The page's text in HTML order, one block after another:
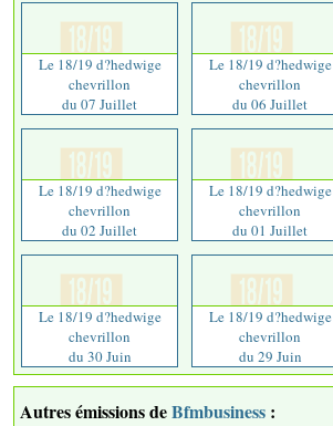
Le 18/19 d?hedwige
chevrillon
du 07 Juillet
Le 18/19 d?hedwige
chevrillon
du 06 Juillet
Le 18/19 d?hedwige
chevrillon
du 02 Juillet
Le 18/19 d?hedwige
chevrillon
du 01 Juillet
Le 18/19 d?hedwige
chevrillon
du 30 Juin
Le 18/19 d?hedwige
chevrillon
du 29 Juin
Autres émissions deBfmbusiness :